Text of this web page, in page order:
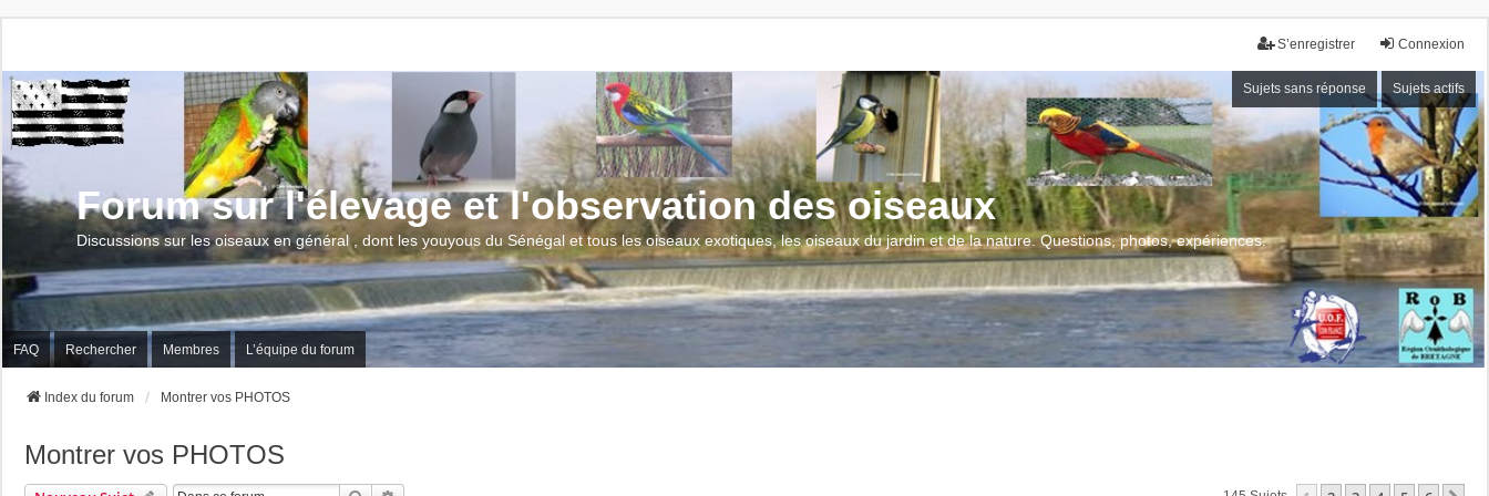
Connexion
S’enregistrer
Sujets sans réponse Sujets actifs
Forum sur l'élevage et l'observation des oiseaux
Discussions sur les oiseaux en général , dont les youyous du Sénégal et tous les oiseaux exotiques, les oiseaux du jardin et de la nature. Questions, photos, expériences.
FAQ Rechercher Membres L’équipe du forum
Index du forum Montrer vos PHOTOS
Montrer vos PHOTOS